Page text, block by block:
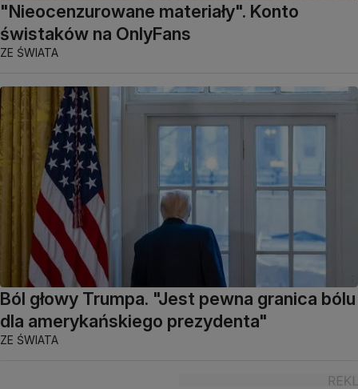
"Nieocenzurowane materiały". Konto
świstaków na OnlyFans
ZE ŚWIATA
Ból głowy Trumpa. "Jest pewna granica bólu
dla amerykańskiego prezydenta"
ZE ŚWIATA